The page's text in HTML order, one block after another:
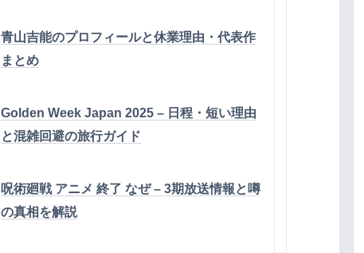
青山吉能のプロフィールと休業理由・代表作
まとめ
Golden Week Japan 2025 – 日程・短い理由
と混雑回避の旅行ガイド
呪術廻戦 アニメ 終了 なぜ – 3期放送情報と噂
の真相を解説